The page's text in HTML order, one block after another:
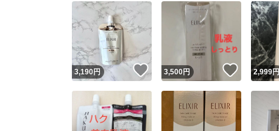
3,190円 いいね！
3,500円 いいね！
2,999円